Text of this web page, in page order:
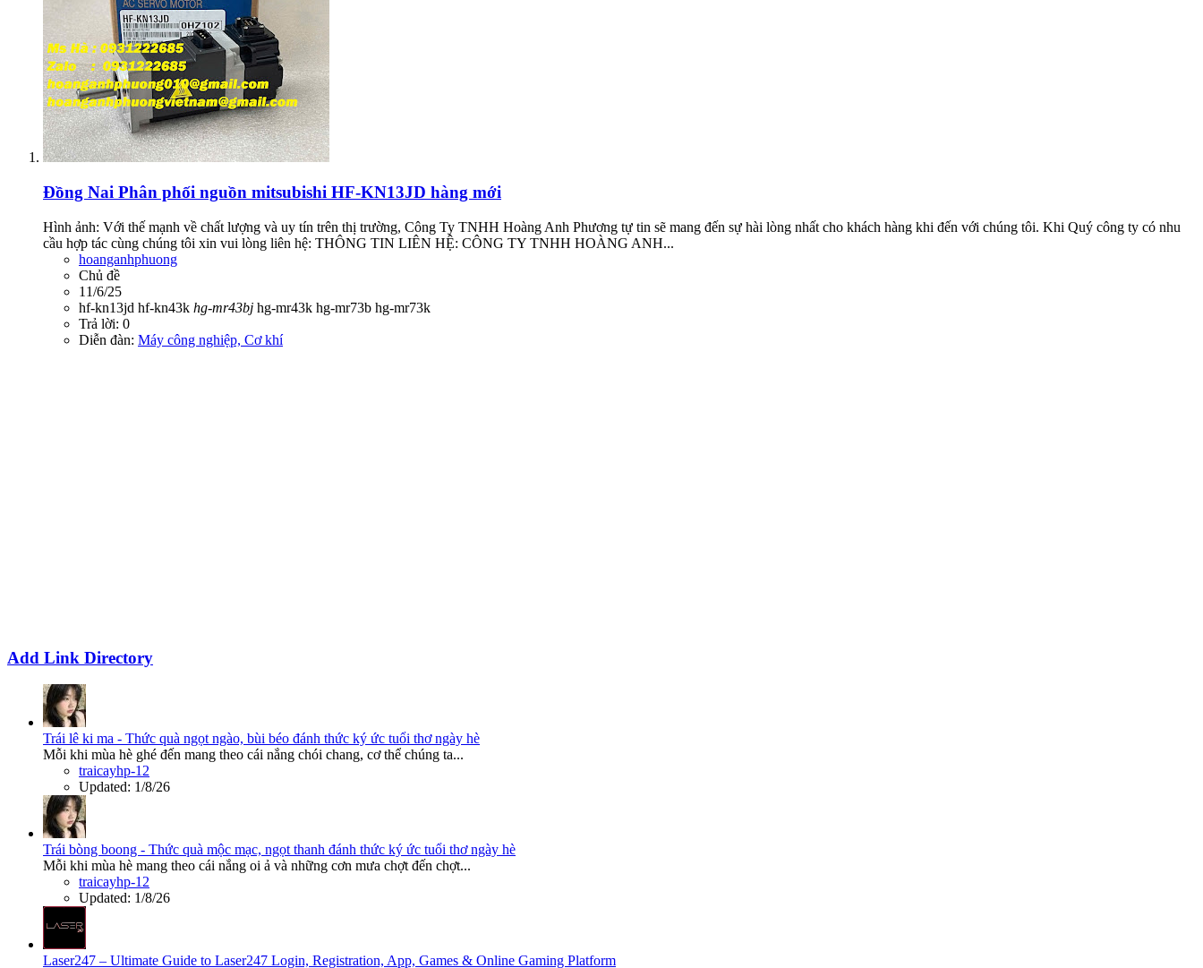
Đồng Nai Phân phối nguồn mitsubishi HF-KN13JD hàng mới
Hình ảnh: Với thế mạnh về chất lượng và uy tín trên thị trường, Công Ty TNHH Hoàng Anh Phương tự tin sẽ mang đến sự hài lòng nhất cho khách hàng khi đến với chúng tôi. Khi Quý công ty có nhu
cầu hợp tác cùng chúng tôi xin vui lòng liên hệ: THÔNG TIN LIÊN HỆ: CÔNG TY TNHH HOÀNG ANH...
hoanganhphuong
Chủ đề
11/6/25
hf-kn13jd hf-kn43k hg-mr43bj hg-mr43k hg-mr73b hg-mr73k
Trả lời: 0
Diễn đàn: Máy công nghiệp, Cơ khí
Add Link Directory
Trái lê ki ma - Thức quà ngọt ngào, bùi béo đánh thức ký ức tuổi thơ ngày hè
Mỗi khi mùa hè ghé đến mang theo cái nắng chói chang, cơ thể chúng ta...
traicayhp-12
Updated: 1/8/26
Trái bòng boong - Thức quà mộc mạc, ngọt thanh đánh thức ký ức tuổi thơ ngày hè
Mỗi khi mùa hè mang theo cái nắng oi ả và những cơn mưa chợt đến chợt...
traicayhp-12
Updated: 1/8/26
Laser247 – Ultimate Guide to Laser247 Login, Registration, App, Games & Online Gaming Platform